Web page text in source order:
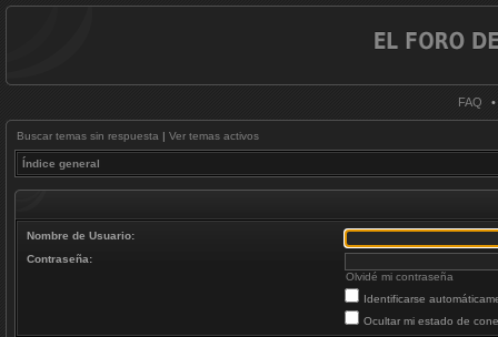
FAQ •
Buscar temas sin respuesta | Ver temas activos
Índice general
Nombre de Usuario:
Contraseña:
Olvidé mi contraseña
Identificarse
Ocultar mi estado de